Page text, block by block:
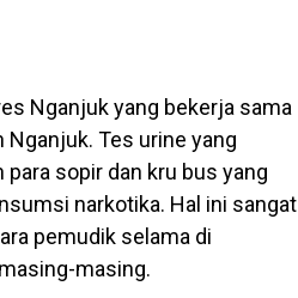
Nganjuk yang bekerja sama
Nganjuk. Tes urine yang
sopir dan kru bus yang
narkotika. Hal ini sangat
pemudik selama di
masing.